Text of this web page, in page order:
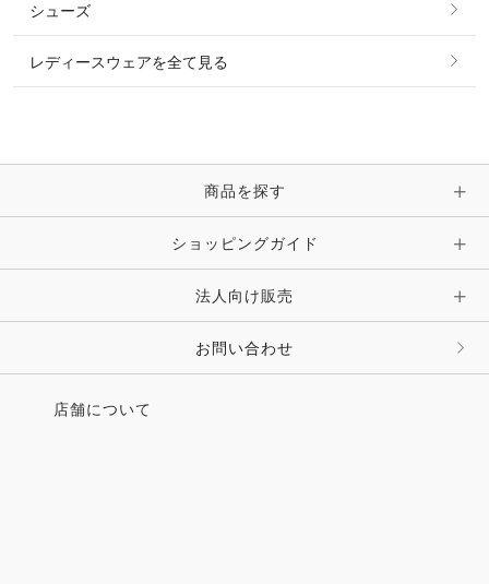
時計・財布・キーケース・革小物
キーホルダー・チャーム・ストラップ
その他 ファッション雑貨
ピアス・イヤリング
ピン・ブローチ・コサージュ
その他 アクセサリー
シューズ
レディースウェアを全て見る
商品を探す
ショッピングガイド
法人向け販売
お問い合わせ
店舗について